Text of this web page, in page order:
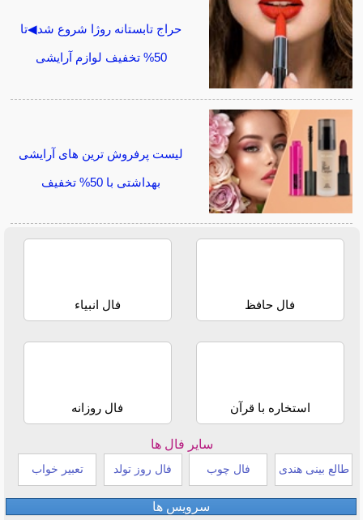
حراج تابستانه روژا شروع شد◀تا
50% تخفیف لوازم آرایشی
لیست پرفروش ترین های آرایشی
بهداشتی با 50% تخفیف
فال حافظ فال انبیاء
استخاره با قرآن فال روزانه
سایر فال ها
طالع بینی هندی فال چوب فال روز تولد تعبیر خواب
سرویس ها